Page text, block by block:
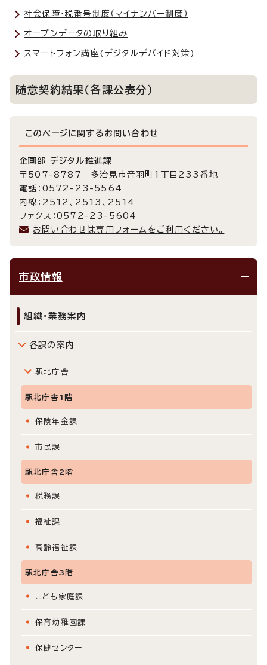
社会保障・税番号制度（マイナンバー制度）
オープンデータの取り組み
スマートフォン講座(デジタルデバイド対策)
随意契約結果（各課公表分）
このページに関する お問い合わせ
企画部 デジタル推進課
〒507-8787 多治見市音羽町1丁目233番地
電話：0572-23-5564
内線：2512、2513、2514
ファクス：0572-23-5604
お問い合わせは専用フォームをご利用ください。
市政情報
組織・業務案内
各課の案内
駅北庁舎
駅北庁舎1階
保険年金課
市民課
駅北庁舎2階
税務課
福祉課
高齢福祉課
駅北庁舎3階
こども家庭課
保育幼稚園課
保健センター